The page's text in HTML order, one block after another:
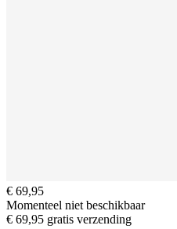
€ 69,95
Momenteel niet beschikbaar
€ 69,95 gratis verzending